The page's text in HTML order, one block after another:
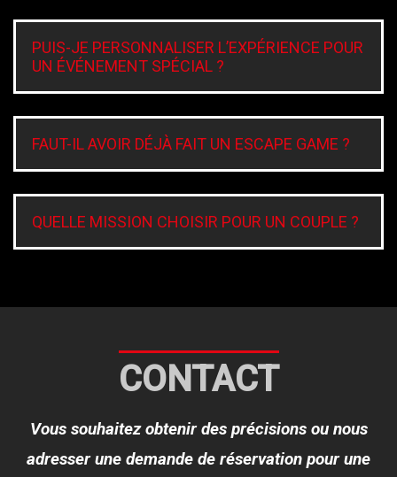
PUIS-JE PERSONNALISER L’EXPÉRIENCE POUR
UN ÉVÉNEMENT SPÉCIAL ?
FAUT-IL AVOIR DÉJÀ FAIT UN ESCAPE GAME ?
QUELLE MISSION CHOISIR POUR UN COUPLE ?
CONTACT
Vous souhaitez obtenir des précisions ou nous
adresser une demande de réservation pour une